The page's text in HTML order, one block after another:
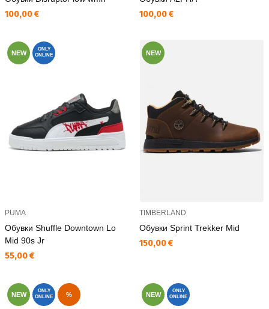
Текуща цена:
100,00 € Текуща цена:
100,00 €
NEW
ONLY
ONLINE
PUMA
Обувки Shuffle Downtown Lo
Mid 90s Jr
Текуща цена:
55,00 €
NEW
TIMBERLAND
Обувки Sprint Trekker Mid
Текуща цена:
150,00 €
NEW
ONLY
ONLINE
% NEW
ONLY
ONLINE